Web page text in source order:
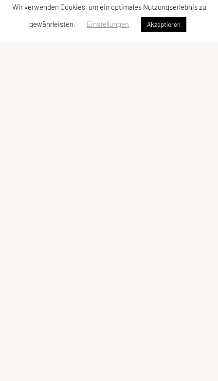
Wir verwenden Cookies, um ein optimales Nutzungserlebnis zu
gewährleisten.
Einstellungen Akzeptieren